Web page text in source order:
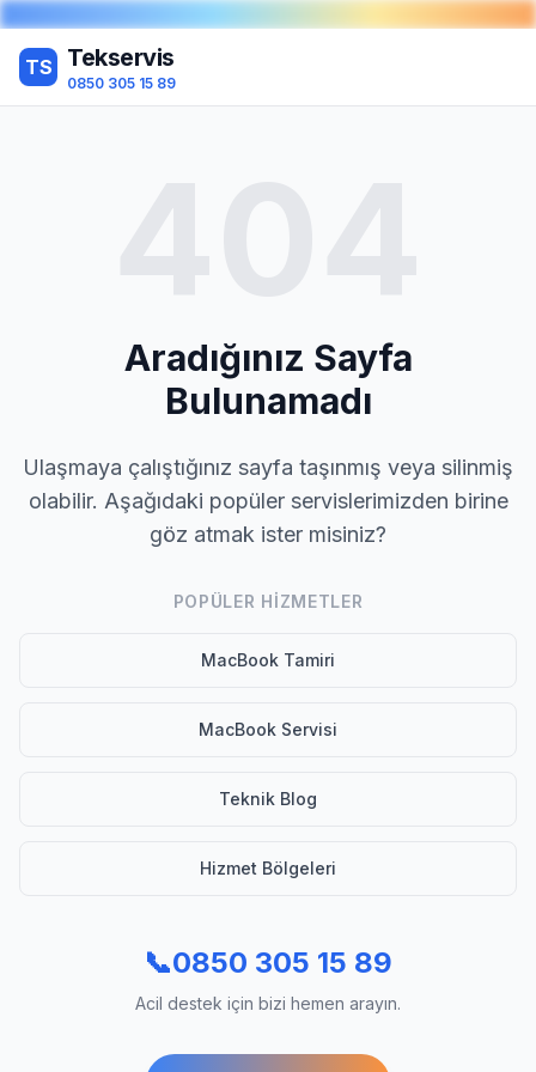
TS Tekservis
0850 305 15 89
Aradığınız Sayfa
Bulunamadı
Ulaşmaya çalıştığınız sayfa taşınmış veya silinmiş
olabilir. Aşağıdaki popüler servislerimizden birine
göz atmak ister misiniz?
POPÜLER HIZMETLER
MacBook Tamiri
MacBook Servisi
Teknik Blog
Hizmet Bölgeleri
📞0850 305 15 89
Acil destek için bizi hemen arayın.